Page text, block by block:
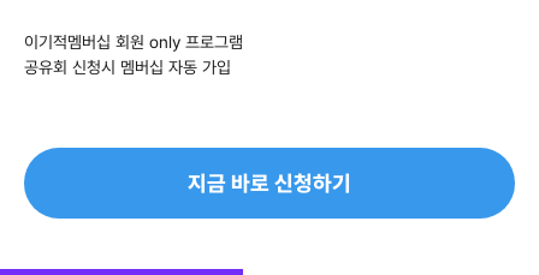
이기적멤버십 회원 only 프로그램
공유회 신청시 멤버십 자동 가입
지금 바로 신청하기